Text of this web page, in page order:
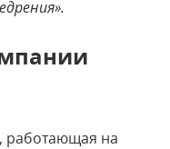
работающая на